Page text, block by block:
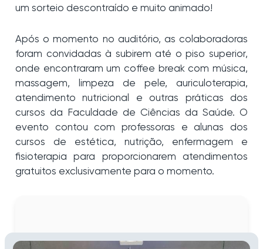
um sorteio descontraído e muito animado!
Após o momento no auditório, as colaboradoras
foram convidadas à subirem até o piso superior,
onde encontraram um coffee break com música,
massagem, limpeza de pele, auriculoterapia,
atendimento nutricional e outras práticas dos
cursos da Faculdade de Ciências da Saúde. O
evento contou com professoras e alunas dos
cursos de estética, nutrição, enfermagem e
fisioterapia para proporcionarem atendimentos
gratuitos exclusivamente para o momento.